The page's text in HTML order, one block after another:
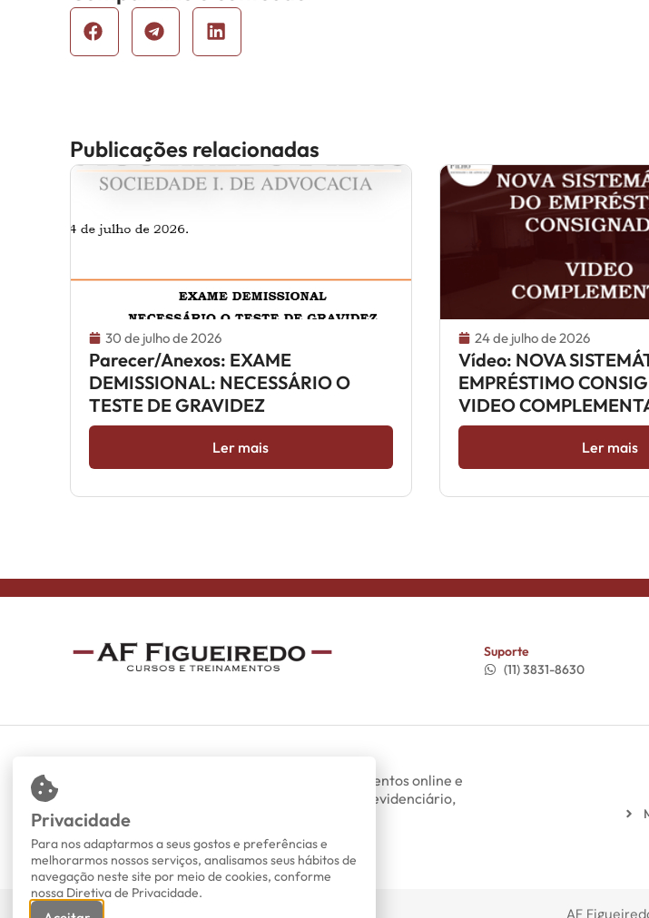
Publicações relacionadas
30 de julho de 2026
Parecer/Anexos: EXAME
DEMISSIONAL: NECESSÁRIO O
TESTE DE GRAVIDEZ
Ler mais
24 de julho de 2026
Vídeo: NOVA
EMPRÉSTIMO
VIDEO
Ler mais
Suporte
(11) 3831-8630
Somos uma empresa especializada em treinamentos online e
presenciais nas áreas de DP, RH, trabalhista, previdenciário,
fiscal e contábil.
AF
Privacidade
Para nos adaptarmos a seus gostos e preferências e
melhorarmos nossos serviços, analisamos seus hábitos de
navegação neste site por meio de cookies, conforme
nossa Diretiva de Privacidade.